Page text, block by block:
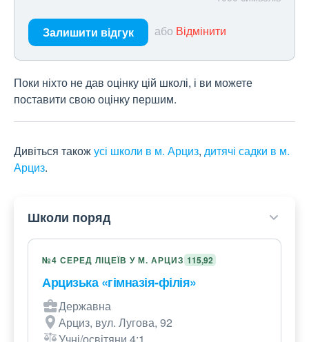
Залишити відгук або Відмінити
Поки ніхто не дав оцінку цій школі, і ви можете
поставити свою оцінку першим.
Дивіться такожусі школи в м. Арциз, дитячі садки в м.
Арциз.
Школи поряд
№4 СЕРЕД ЛІЦЕЇВ У М. АРЦИЗ 115,92
Арцизька «гімназія-філія»
Державна
Арциз, вул. Лугова, 92